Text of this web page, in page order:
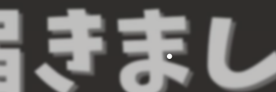
わいずふじみ野店
わいず熊谷店
わいず春日部店
パート・アルバイト用求人ページ
.